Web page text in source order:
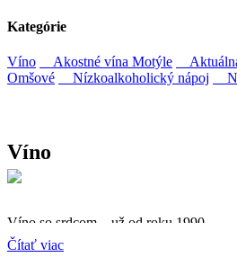
Kategórie
Víno Akostné vína Motýle
Omšové
Nízkoalkoholický nápoj
Víno
Víno so srdcom – už od roku 1990
Firma Ostrožovič je najstaršou
Čítať viac